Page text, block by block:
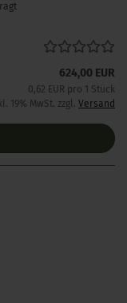
624,00 EUR
0,62 EUR pro 1 Stück
19% MwSt. zzgl. Versand